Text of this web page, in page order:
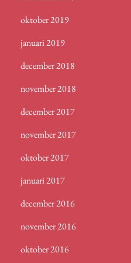
oktober 2019
januari 2019
december 2018
november 2018
december 2017
november 2017
oktober 2017
januari 2017
december 2016
november 2016
oktober 2016